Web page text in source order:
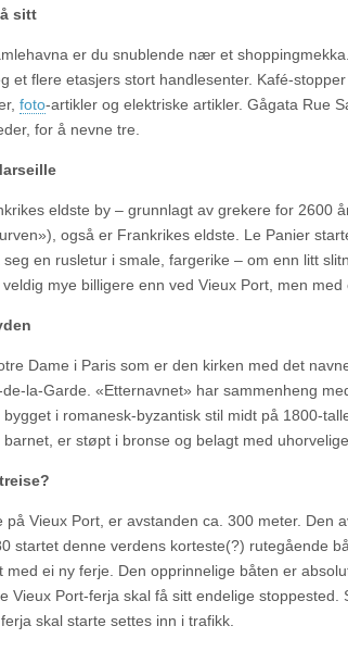
sitt
er du snublende nær et
et flere etasjers stort handlesenter. Kafé-
foto-artikler og elektriske artikler. Gågata Rue
for å nevne tre.
eldste by – grunnlagt av grekere for 2600
også er Frankrikes eldste. Le Panier
en rusletur i smale, fargerike – om enn litt
mye billigere enn ved Vieux Port, men
Dame i Paris som er den kirken med det
la-Garde. «Etternavnet» har sammenheng
i romanesk-byzantisk stil midt på 1800-
er støpt i bronse og belagt med
på Vieux Port, er avstanden ca. 300 meter. Den
startet denne verdens korteste(?) rutegående
med ei ny ferje. Den opprinnelige båten er
Vieux Port-ferja skal få sitt endelige
skal starte settes inn i trafikk.